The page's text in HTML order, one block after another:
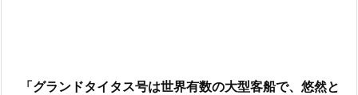
「グランドタイタス号は世界有数の大型客船で、悠然と